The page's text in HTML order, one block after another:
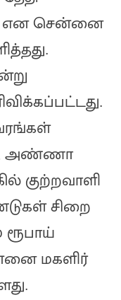
என சென்னை
அண்ணா
குற்றவாளி
சிறை
மகளிர்